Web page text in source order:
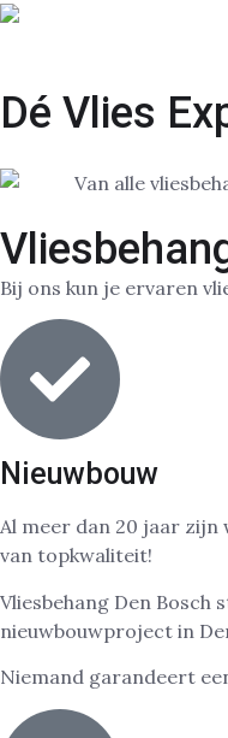
Dé Vlies
Bij ons kun je ervaren
Nieuwbouw
Al meer dan 20 jaar zijn
van topkwaliteit!
Vliesbehang Den
nieuwbouwproject in
Niemand garandeert